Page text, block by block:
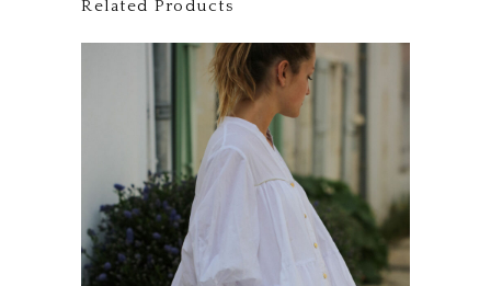
Related Products
Ce produit a plusieurs variations. Les options peuvent être choisies sur la page du produit